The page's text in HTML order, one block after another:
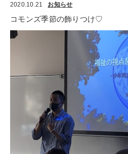
2020.10.21 お知らせ
コモンズ季節の飾りつけ♡